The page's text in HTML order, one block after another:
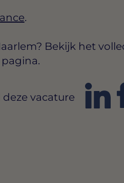
.
Bekijk het
pagina.
deze vacature